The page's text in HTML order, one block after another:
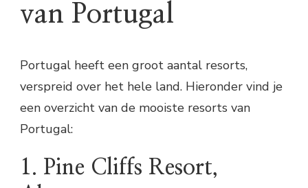
van Portugal
Portugal heeft een groot aantal resorts,
verspreid over het hele land. Hieronder vind je
een overzicht van de mooiste resorts van
Portugal:
1. Pine Cliffs Resort,